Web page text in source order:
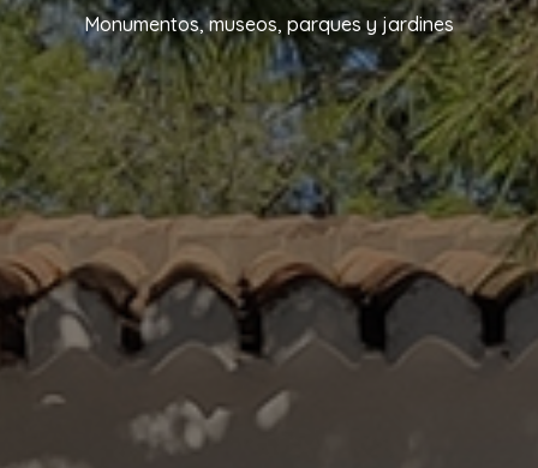
Monumentos, museos, parques y jardines